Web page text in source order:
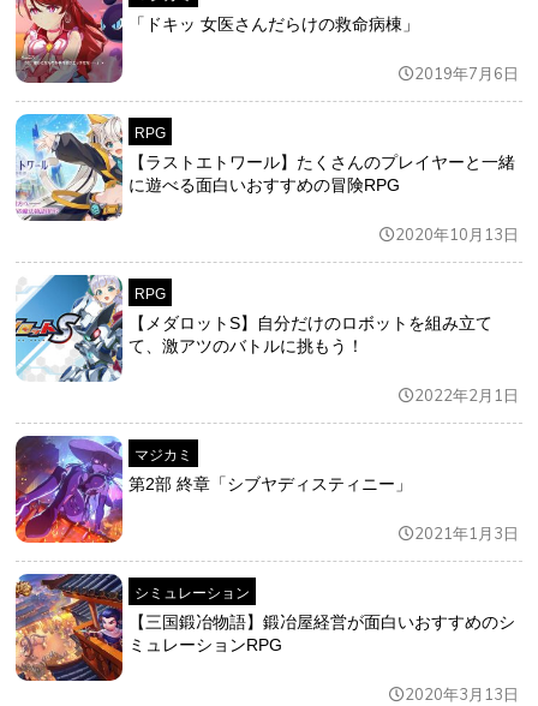
「ドキッ 女医さんだらけの救命病棟」
2019年7月6日
RPG
【ラストエトワール】たくさんのプレイヤーと一緒
に遊べる面白いおすすめの冒険RPG
2020年10月13日
RPG
【メダロットS】自分だけのロボットを組み立て
て、激アツのバトルに挑もう！
2022年2月1日
マジカミ
第2部 終章「シブヤディスティニー」
2021年1月3日
シミュレーション
【三国鍛冶物語】鍛冶屋経営が面白いおすすめのシ
ミュレーションRPG
2020年3月13日